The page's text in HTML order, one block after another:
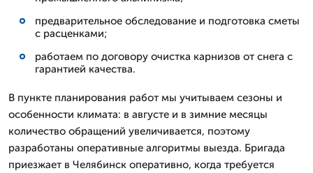
предварительное обследование и подготовка сметы
с расценками;
работаем по договору очистка карнизов от снега с
гарантией качества.
В пункте планирования работ мы учитываем сезоны и
особенности климата: в августе и в зимние месяцы
количество обращений увеличивается, поэтому
разработаны оперативные алгоритмы выезда. Бригада
приезжает в Челябинск оперативно, когда требуется